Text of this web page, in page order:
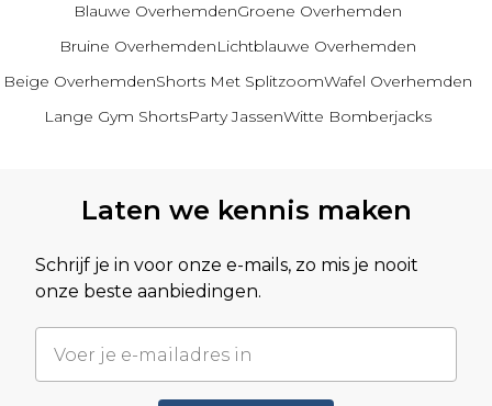
Blauwe OverhemdenGroene Overhemden
Bruine OverhemdenLichtblauwe Overhemden
Beige OverhemdenShorts Met SplitzoomWafel Overhemden
Lange Gym ShortsParty JassenWitte Bomberjacks
Laten we kennis maken
Schrijf je in voor onze e-mails, zo mis je nooit
onze beste aanbiedingen.